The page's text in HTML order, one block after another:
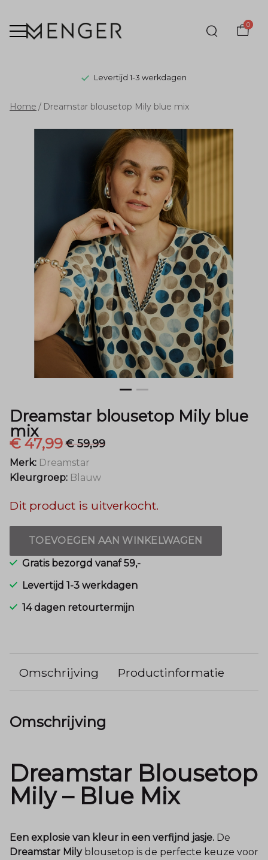
0
Levertijd 1-3 werkdagen
Dreamstar
blousetop
mix
Menger
Mode
Home Dreamstar blousetop Mily blue mix
Dreamstar blousetop Mily blue
mix
€ 47,99€ 59,99
Merk: Dreamstar
Kleurgroep: Blauw
Dit product is uitverkocht.
TOEVOEGEN AAN WINKELWAGEN
Gratis bezorgd vanaf 59,-
Levertijd 1-3 werkdagen
14 dagen retourtermijn
Omschrijving Productinformatie
Omschrijving
Dreamstar Blousetop
Mily – Blue Mix
Een explosie van kleur in een verfijnd jasje. De
Dreamstar Milyblousetop is de perfecte keuze voor